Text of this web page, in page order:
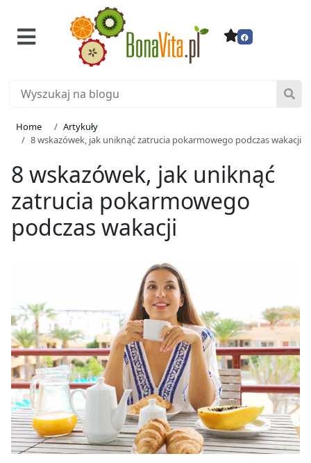
Home
Artykuły
8 wskazówek, jak uniknąć zatrucia pokarmowego podczas wakacji
8 wskazówek, jak uniknąć
zatrucia pokarmowego
podczas wakacji